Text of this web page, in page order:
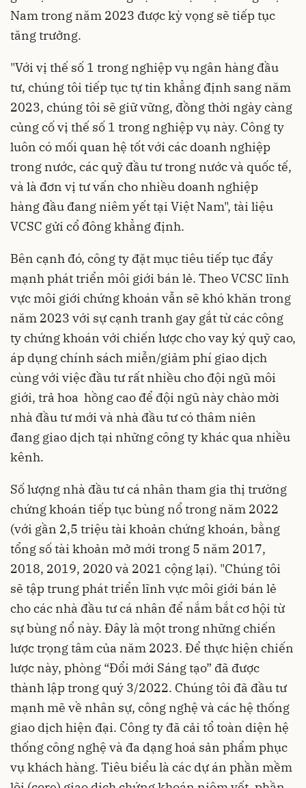
Nam trong năm 2023 được kỳ vọng sẽ tiếp tục
tăng trưởng.
"Với vị thế số 1 trong nghiệp vụ ngân hàng đầu
tư, chúng tôi tiếp tục tự tin khẳng định sang năm
2023, chúng tôi sẽ giữ vững, đồng thời ngày càng
củng cố vị thế số 1 trong nghiệp vụ này. Công ty
luôn có mối quan hệ tốt với các doanh nghiệp
trong nước, các quỹ đầu tư trong nước và quốc tế,
và là đơn vị tư vấn cho nhiều doanh nghiệp
hàng đầu đang niêm yết tại Việt Nam", tài liệu
VCSC gửi cổ đông khẳng định.
Bên cạnh đó, công ty đặt mục tiêu tiếp tục đẩy
mạnh phát triển môi giới bán lẻ. Theo VCSC lĩnh
vực môi giới chứng khoán vẫn sẽ khó khăn trong
năm 2023 với sự cạnh tranh gay gắt từ các công
ty chứng khoán với chiến lược cho vay ký quỹ cao,
áp dụng chính sách miễn/giảm phí giao dịch
cùng với việc đầu tư rất nhiều cho đội ngũ môi
giới, trả hoa hồng cao để đội ngũ này chào mời
nhà đầu tư mới và nhà đầu tư có thâm niên
đang giao dịch tại những công ty khác qua nhiều
kênh.
Số lượng nhà đầu tư cá nhân tham gia thị trường
chứng khoán tiếp tục bùng nổ trong năm 2022
(với gần 2,5 triệu tài khoản chứng khoán, bằng
tổng số tài khoản mở mới trong 5 năm 2017,
2018, 2019, 2020 và 2021 cộng lại). "Chúng tôi
sẽ tập trung phát triển lĩnh vực môi giới bán lẻ
cho các nhà đầu tư cá nhân để nắm bắt cơ hội từ
sự bùng nổ này. Đây là một trong những chiến
lược trọng tâm của năm 2023. Để thực hiện chiến
lược này, phòng “Đổi mới Sáng tạo” đã được
thành lập trong quý 3/2022. Chúng tôi đã đầu tư
mạnh mẽ về nhân sự, công nghệ và các hệ thống
giao dịch hiện đại. Công ty đã cải tổ toàn diện hệ
thống công nghệ và đa dạng hoá sản phẩm phục
vụ khách hàng. Tiêu biểu là các dự án phần mềm